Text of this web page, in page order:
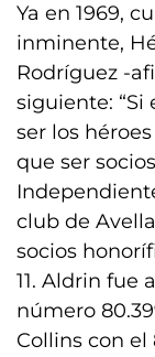
Ya en 1969,
inminente,
Rodríguez -
siguiente: “Si
ser los
que ser
club de
socios
11. Aldrin fue
número
Collins con el